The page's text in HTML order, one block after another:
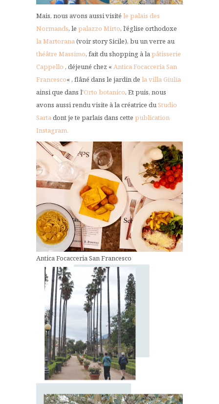
Mais, nous avons aussi visité le palais des
Normands, le palazzo Mirto, l’église orthodoxe
la Martorana(voir story Sicile), bu un verre au
théâtre Massimo, fait du shopping à lapâtisserie
Cappello , déjeuné chez « Antica Focacceria San
Francesco« , flâné dans le jardin de la villa Giulia
ainsi que dans l’Orto botanico. Et puis, nous
avons aussi rendu visite à la créatrice duStudio
Sartadont je te parlais dans cette publication
Instagram.
Antica Focacceria San Francesco